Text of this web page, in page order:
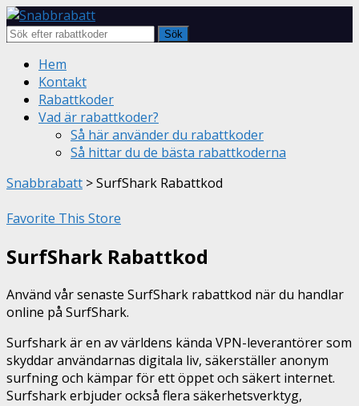
Sök
Skip
content
Hem
Kontakt
Rabattkoder
Vad är rabattkoder?
Så här använder du rabattkoder
Så hittar du de bästa rabattkoderna
Snabbrabatt >SurfShark Rabattkod
Favorite This Store
SurfShark Rabattkod
Använd vår senaste SurfShark rabattkod när du handlar
online på SurfShark.
Surfshark är en av världens kända VPN-leverantörer som
skyddar användarnas digitala liv, säkerställer anonym
surfning och kämpar för ett öppet och säkert internet.
Surfshark erbjuder också flera säkerhetsverktyg,